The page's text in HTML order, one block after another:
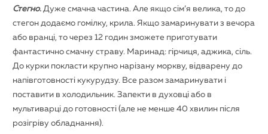
Стегно. Дуже смачна частина. Але якщо сім’я велика, то до
стегон додаємо гомілку, крила. Якщо замаринувати з вечора
або вранці, то через 12 годин зможете приготувати
фантастично смачну страву. Маринад: гірчиця, аджика, сіль.
До курки покласти крупно нарізану моркву, відварену до
напівготовності кукурудзу. Все разом замаринувати і
поставити в холодильник. Запекти в духовці або в
мультиварці до готовності (але не менше 40 хвилин після
розігріву обладнання).